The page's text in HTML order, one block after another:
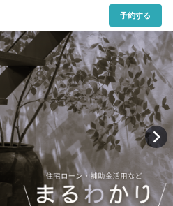
予約する